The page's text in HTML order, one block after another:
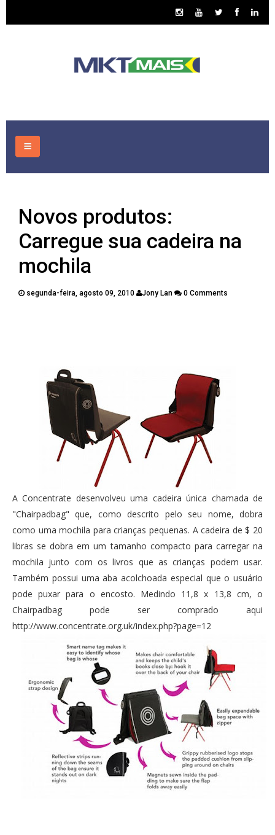
CONSULTORIA
ASSUNTOS
PUBLICAÇÕES
Novos produtos:
Carregue sua cadeira na
mochila
segunda-feira, agosto 09, 2010 Jony Lan 0 Comments
A Concentrate desenvolveu uma cadeira única chamada de
"Chairpadbag" que, como descrito pelo seu nome, dobra
como uma mochila para crianças pequenas. A cadeira de $ 20
libras se dobra em um tamanho compacto para carregar na
mochila junto com os livros que as crianças podem usar.
Também possui uma aba acolchoada especial que o usuário
pode puxar para o encosto. Medindo 11,8 x 13,8 cm, o
Chairpadbag pode ser comprado aqui
http://www.concentrate.org.uk/index.php?page=12